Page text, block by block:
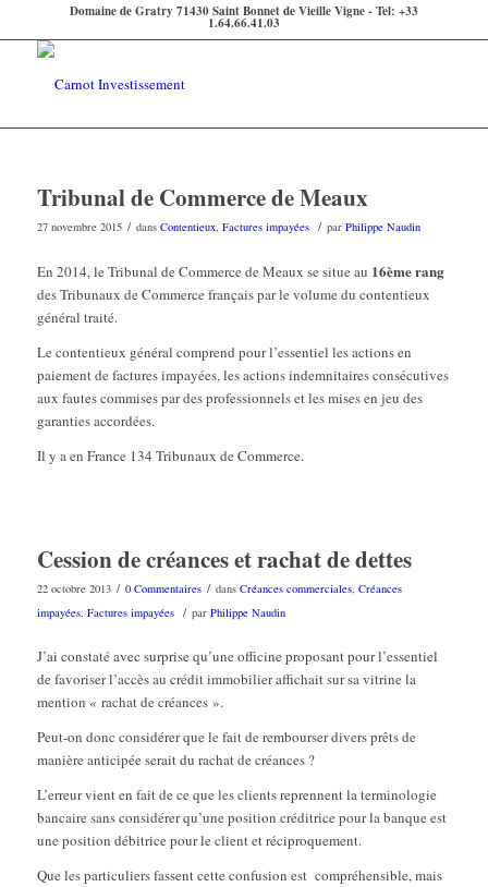
Domaine de Gratry 71430 Saint Bonnet de Vieille Vigne - Tel: +33
1.64.66.41.03
Tribunal de Commerce de Meaux
27 novembre 2015 / dans Contentieux, Factures impayées / par Philippe Naudin
En 2014, le Tribunal de Commerce de Meaux se situe au 16ème rang
des Tribunaux de Commerce français par le volume du contentieux
général traité.
Le contentieux général comprend pour l’essentiel les actions en
paiement de factures impayées, les actions indemnitaires consécutives
aux fautes commises par des professionnels et les mises en jeu des
garanties accordées.
Il y a en France 134 Tribunaux de Commerce.
Cession de créances et rachat de dettes
22 octobre 2013 / 0 Commentaires / dans Créances commerciales, Créances
impayées, Factures impayées / par Philippe Naudin
J’ai constaté avec surprise qu’une officine proposant pour l’essentiel
de favoriser l’accès au crédit immobilier affichait sur sa vitrine la
mention « rachat de créances ».
Peut-on donc considérer que le fait de rembourser divers prêts de
manière anticipée serait du rachat de créances ?
L’erreur vient en fait de ce que les clients reprennent la terminologie
bancaire sans considérer qu’une position créditrice pour la banque est
une position débitrice pour le client et réciproquement.
Que les particuliers fassent cette confusion est compréhensible, mais